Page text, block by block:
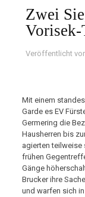
Zwei
Vorisek-
Veröffentlicht
Mit einem
Garde es EV
Germering die
Hausherren bis
agierten teilweise
frühen
Gänge
Brucker ihre
und warfen sich